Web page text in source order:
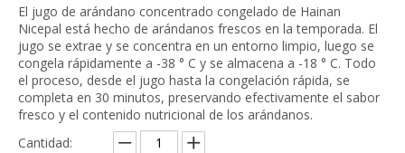
El jugo de arándano concentrado congelado de Hainan
Nicepal está hecho de arándanos frescos en la temporada. El
jugo se extrae y se concentra en un entorno limpio, luego se
congela rápidamente a -38 ° C y se almacena a -18 ° C. Todo
el proceso, desde el jugo hasta la congelación rápida, se
completa en 30 minutos, preservando efectivamente el sabor
fresco y el contenido nutricional de los arándanos.
Cantidad: